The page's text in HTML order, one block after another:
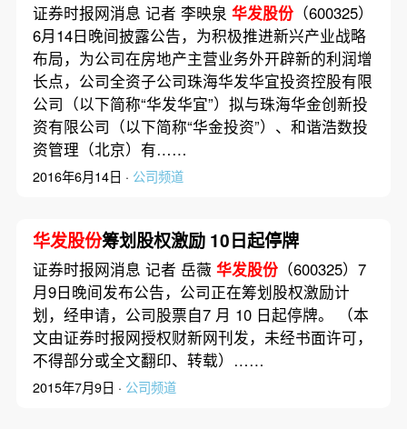
证券时报网消息 记者 李映泉 华发股份（600325）
6月14日晚间披露公告，为积极推进新兴产业战略
布局，为公司在房地产主营业务外开辟新的利润增
长点，公司全资子公司珠海华发华宜投资控股有限
公司（以下简称“华发华宜”）拟与珠海华金创新投
资有限公司（以下简称“华金投资”）、和谐浩数投
资管理（北京）有……
2016年6月14日 · 公司频道
华发股份筹划股权激励 10日起停牌
证券时报网消息 记者 岳薇 华发股份（600325）7
月9日晚间发布公告，公司正在筹划股权激励计
划，经申请，公司股票自7 月 10 日起停牌。 （本
文由证券时报网授权财新网刊发，未经书面许可，
不得部分或全文翻印、转载）……
2015年7月9日 · 公司频道